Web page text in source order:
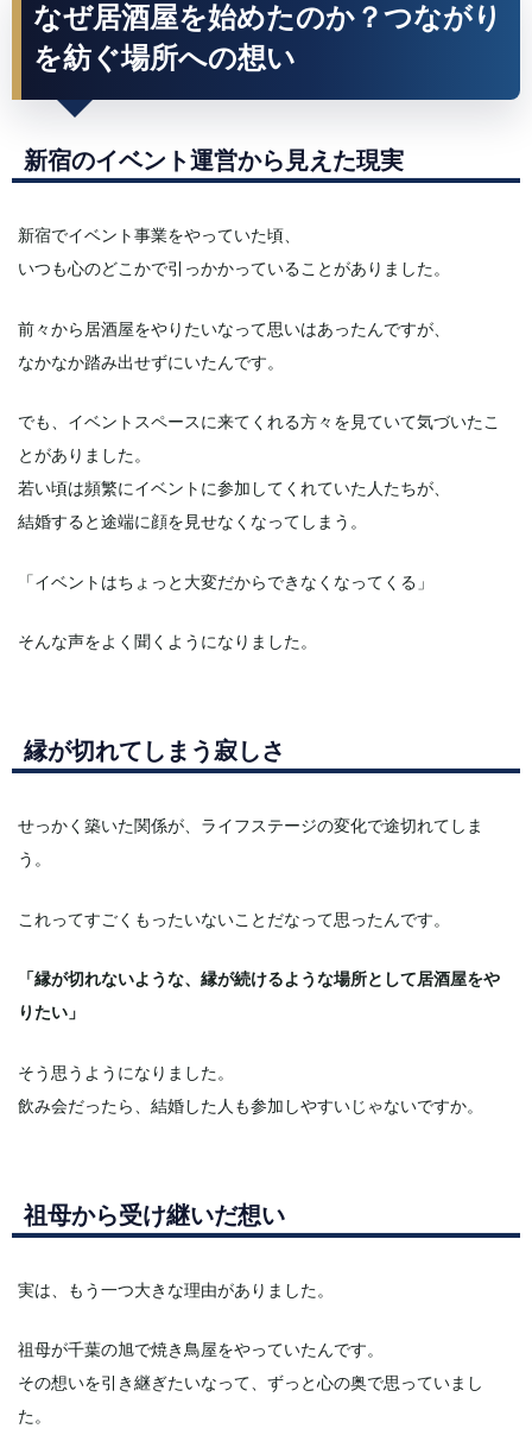
なぜ居酒屋を始めたのか？つながり
を紡ぐ場所への想い
新宿のイベント運営から見えた現実
新宿でイベント事業をやっていた頃、
いつも心のどこかで引っかかっていることがありました。
前々から居酒屋をやりたいなって思いはあったんですが、
なかなか踏み出せずにいたんです。
でも、イベントスペースに来てくれる方々を見ていて気づいたこ
とがありました。
若い頃は頻繁にイベントに参加してくれていた人たちが、
結婚すると途端に顔を見せなくなってしまう。
「イベントはちょっと大変だからできなくなってくる」
そんな声をよく聞くようになりました。
縁が切れてしまう寂しさ
せっかく築いた関係が、ライフステージの変化で途切れてしま
う。
これってすごくもったいないことだなって思ったんです。
「縁が切れないような、縁が続けるような場所として居酒屋をや
りたい」
そう思うようになりました。
飲み会だったら、結婚した人も参加しやすいじゃないですか。
祖母から受け継いだ想い
実は、もう一つ大きな理由がありました。
祖母が千葉の旭で焼き鳥屋をやっていたんです。
その想いを引き継ぎたいなって、ずっと心の奥で思っていまし
た。